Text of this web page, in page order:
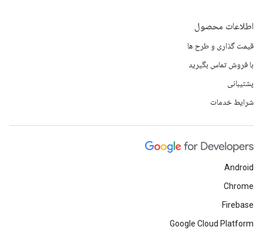
اطلاعات محصول
قیمت گذاری و طرح ها
با فروش تماس بگیرید
پشتیبانی
شرایط خدمات
Android
Chrome
Firebase
Google Cloud Platform